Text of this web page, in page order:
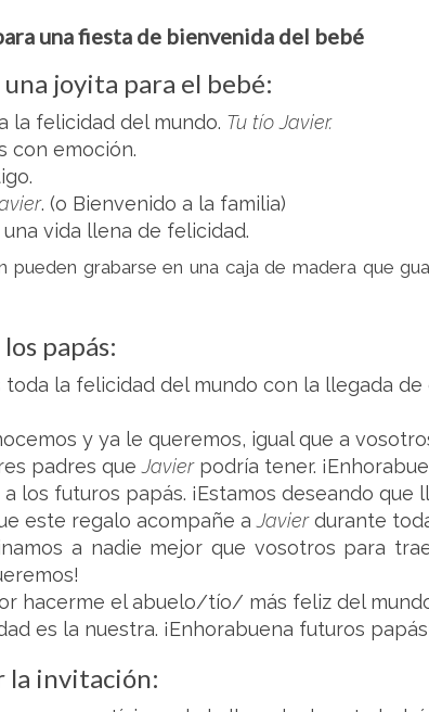
una fiesta de bienvenida del bebé
joyita para el bebé:
la felicidad del mundo. Tu tío Javier.
con emoción.
. (o Bienvenido a la familia)
vida llena de felicidad.
pueden grabarse en una caja de madera que
papás:
toda la felicidad del mundo con la llegada
y ya le queremos, igual que a
padres queJavierpodría tener.
los futuros papás. ¡Estamos deseando que
este regalo acompañe aJavierdurante
a nadie mejor que vosotros para
hacerme el abuelo/tío/ más feliz del
es la nuestra. ¡Enhorabuena futuros
la invitación: